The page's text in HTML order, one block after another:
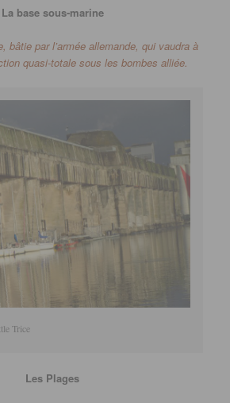
La base sous-marine
bâtie par l’armée allemande, qui vaudra à
quasi-totale sous les bombes alliée.
Trice
Les Plages